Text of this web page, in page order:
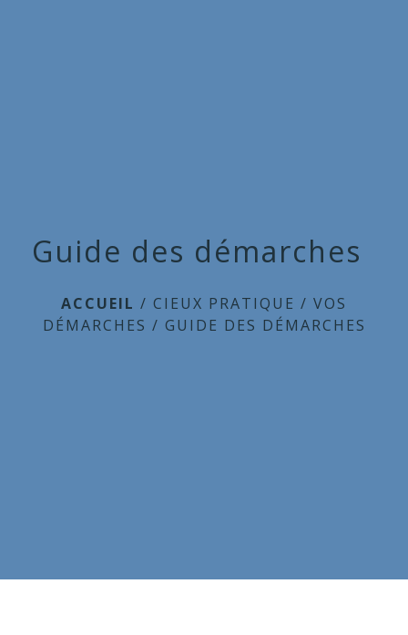
Guide des démarches
ACCUEIL / CIEUX PRATIQUE / VOS
DÉMARCHES / GUIDE DES DÉMARCHES